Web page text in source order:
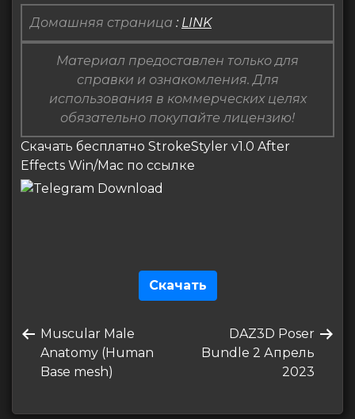
Домашняя страница : LINK
Материал предоставлен только для
справки и ознакомления. Для
использования в коммерческих целях
обязательно покупайте лицензию!
Скачать бесплатно StrokeStyler v1.0 After
Effects Win/Mac по ссылке
Скачать
по
записям
Предыдущая
запись
Muscular Male
Anatomy (Human
Base mesh)
Следующая
запись
DAZ3D Poser
Bundle 2 Апрель
2023